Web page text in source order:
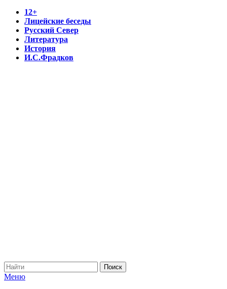
12+
Лицейские беседы
Русский Север
Литература
История
И.С.Фрадков
Меню